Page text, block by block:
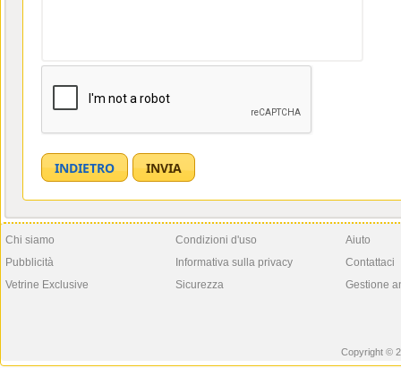
Chi siamo
Pubblicità
Vetrine Exclusive
Condizioni d'uso
Informativa sulla privacy
Sicurezza
Aiuto
Contattaci
Gestione
Copyright ©